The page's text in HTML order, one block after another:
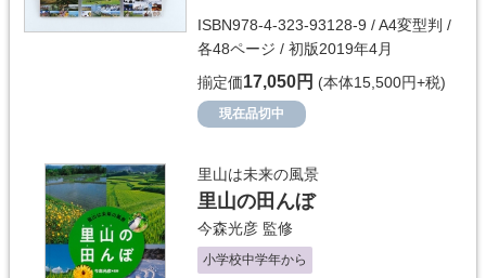
ISBN978-4-323-93128-9 / A4変型判 /
各48ページ / 初版2019年4月
揃定価17,050円 (本体15,500円+税)
現在品切中
里山は未来の風景
里山の田んぼ
今森光彦 監修
小学校中学年から